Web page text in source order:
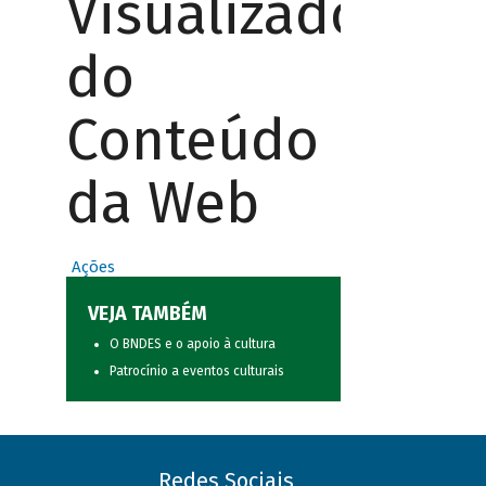
Visualizador
do
Conteúdo
da Web
Ações
VEJA TAMBÉM
O BNDES e o apoio à cultura
Patrocínio a eventos culturais
Redes Sociais